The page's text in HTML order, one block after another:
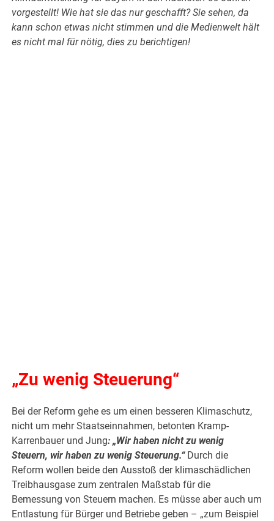
vorgestellt! Wie hat sie das nur geschafft? Sie sehen, da
kann schon etwas nicht stimmen und die Medienwelt hält
es nicht mal für nötig, dies zu berichtigen!
„Zu wenig Steuerung“
Bei der Reform gehe es um einen besseren Klimaschutz,
nicht um mehr Staatseinnahmen, betonten Kramp-
Karrenbauer und Jung: „Wir haben nicht zu wenig
Steuern, wir haben zu wenig Steuerung.“Durch die
Reform wollen beide den Ausstoß der klimaschädlichen
Treibhausgase zum zentralen Maßstab für die
Bemessung von Steuern machen. Es müsse aber auch um
Entlastung für Bürger und Betriebe geben – „zum Beispiel